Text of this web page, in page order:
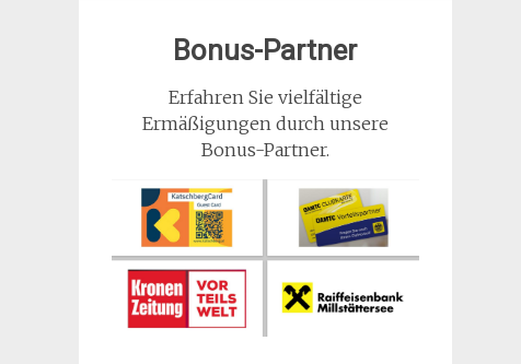
Bonus-Partner
Erfahren Sie vielfältige
Ermäßigungen durch unsere
Bonus-Partner.